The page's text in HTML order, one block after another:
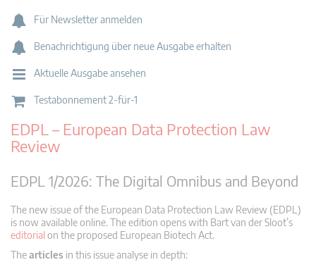
Für Newsletter anmelden
Benachrichtigung über neue Ausgabe erhalten
Aktuelle Ausgabe ansehen
Testabonnement 2-für-1
EDPL – European Data Protection Law
Review
EDPL 1/2026: The Digital Omnibus and Beyond
The new issue of the European Data Protection Law Review (EDPL)
is now available online. The edition opens with Bart van der Sloot’s
editorial on the proposed European Biotech Act.
Thearticles in this issue analyse in depth: